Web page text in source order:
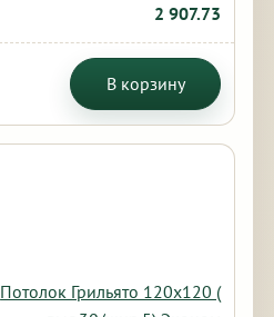
2 907.73
В корзину
Потолок Грильято 120х120 (